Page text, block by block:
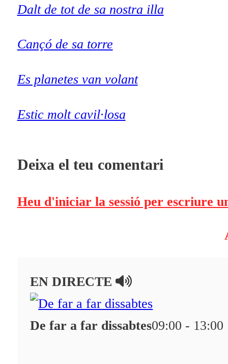
Dalt de tot de sa nostra illa
Cançó de sa torre
Es planetes van volant
Estic molt cavil·losa
Deixa el teu comentari
Heu d'iniciar la sessió per escriure
EN DIRECTE
De far a far dissabtes09:00 - 13:00